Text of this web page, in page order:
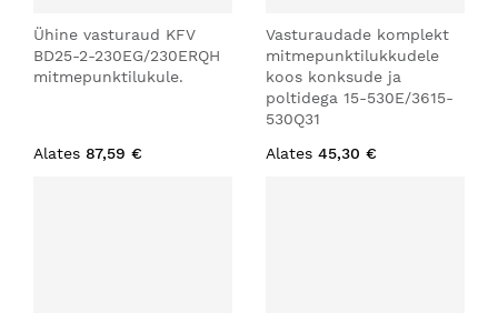
Ühine vasturaud KFV
BD25-2-230EG/230ERQH
mitmepunktilukule.
Alates 87,59 €
Vasturaudade komplekt
mitmepunktilukkudele
koos konksude ja
poltidega 15-530E/3615-
530Q31
Alates 45,30 €